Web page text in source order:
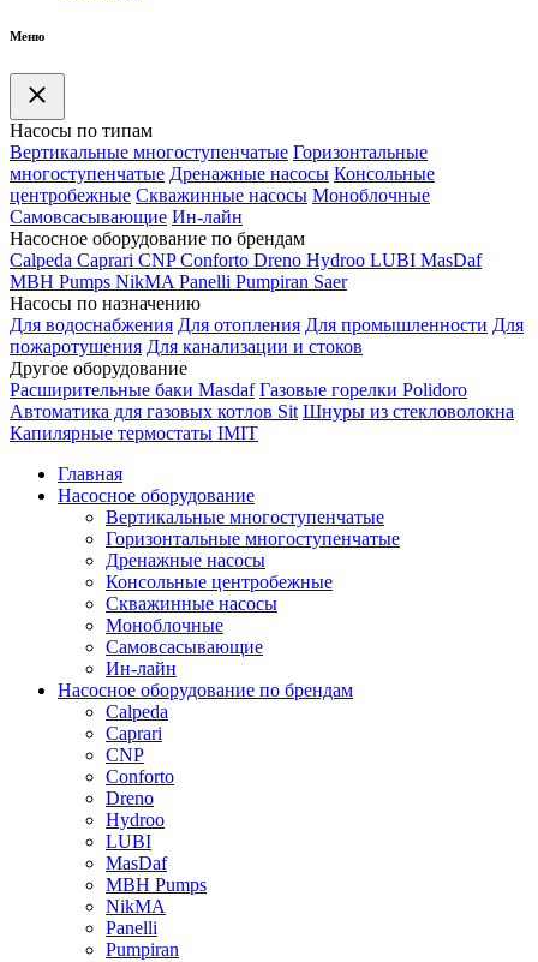
Меню
Насосы по типам
Вертикальные многоступенчатые Горизонтальные
многоступенчатые Дренажные насосы Консольные
центробежные Скважинные насосы Моноблочные
Самовсасывающие Ин-лайн
Насосное оборудование по брендам
Calpeda Caprari CNP Conforto Dreno Hydroo LUBI MasDaf
MBH Pumps NikMA Panelli Pumpiran Saer
Насосы по назначению
Для водоснабжения Для отопления Для промышленности Для
пожаротушения Для канализации и стоков
Другое оборудование
Расширительные баки Masdaf Газовые горелки Polidoro
Автоматика для газовых котлов Sit Шнуры из стекловолокна
Капилярные термостаты IMIT
Главная
Насосное оборудование
Вертикальные многоступенчатые
Горизонтальные многоступенчатые
Дренажные насосы
Консольные центробежные
Скважинные насосы
Моноблочные
Самовсасывающие
Ин-лайн
Насосное оборудование по брендам
Calpeda
Caprari
CNP
Conforto
Dreno
Hydroo
LUBI
MasDaf
MBH Pumps
NikMA
Panelli
Pumpiran